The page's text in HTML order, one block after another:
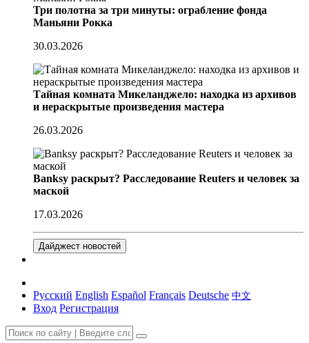
Три полотна за три минуты: ограбление фонда
Маньяни Рокка
30.03.2026
Тайная комната Микеланджело: находка из архивов
и нераскрытые произведения мастера
26.03.2026
Banksy раскрыт? Расследование Reuters и человек за
маской
17.03.2026
Дайджест новостей
Русский English Español Français Deutsche 中文
Вход Регистрация